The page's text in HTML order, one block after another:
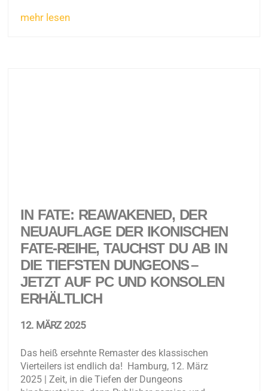
mehr lesen
IN FATE: REAWAKENED, DER
NEUAUFLAGE DER IKONISCHEN
FATE-REIHE, TAUCHST DU AB IN
DIE TIEFSTEN DUNGEONS –
JETZT AUF PC UND KONSOLEN
ERHÄLTLICH ​
12. MÄRZ 2025
Das heiß ersehnte Remaster des klassischen
Vierteilers ist endlich da! Hamburg, 12. März
2025 | Zeit, in die Tiefen der Dungeons